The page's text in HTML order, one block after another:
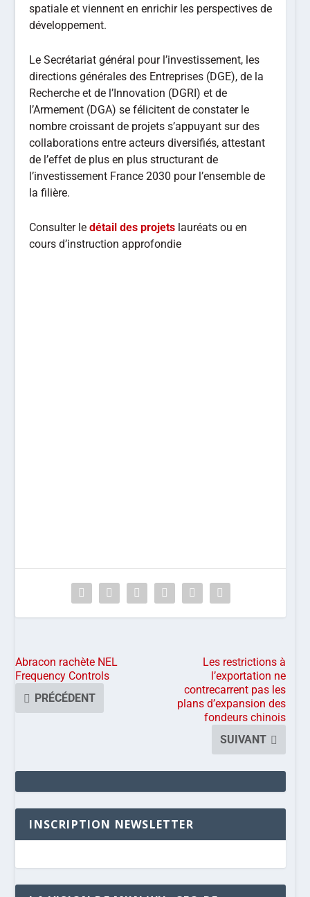
spatiale et viennent en enrichir les perspectives de
développement.
Le Secrétariat général pour l’investissement, les
directions générales des Entreprises (DGE), de la
Recherche et de l’Innovation (DGRI) et de
l’Armement (DGA) se félicitent de constater le
nombre croissant de projets s’appuyant sur des
collaborations entre acteurs diversifiés, attestant
de l’effet de plus en plus structurant de
l’investissement France 2030 pour l’ensemble de
la filière.
Consulter le détail des projets lauréats ou en
cours d’instruction approfondie
Abracon rachète NEL
Frequency Controls
PRÉCÉDENT
Les restrictions à
l’exportation ne
contrecarrent pas les
plans d’expansion des
fondeurs chinois
SUIVANT
INSCRIPTION NEWSLETTER